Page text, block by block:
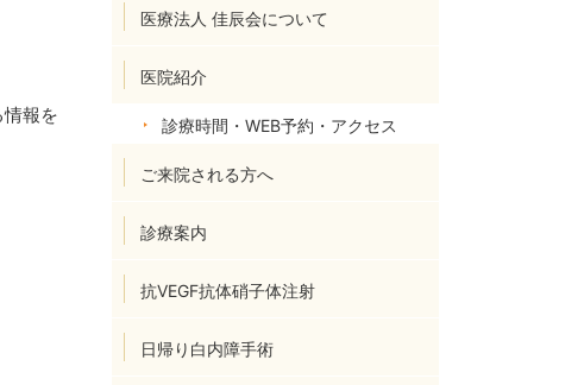
報を
医療法人 佳辰会について
医院紹介
診療時間・WEB予約・アクセス
ご来院される方へ
診療案内
抗VEGF抗体硝子体注射
日帰り白内障手術